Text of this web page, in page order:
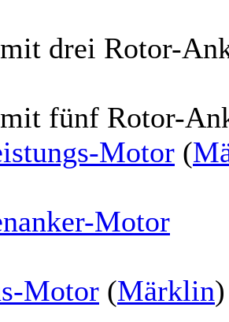
drei Rotor-
fünf Rotor-
Motor (
Motor
Motor (Märklin)